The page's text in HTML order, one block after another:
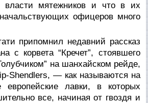
власти мятежников и что в их
офицеров много
припомнил недавний рассказ
с корвета “Кречет”, стоявшего
на шанхайском рейде,
Shendlers, — как называются на
европейские лавки, в которых
все, начиная от гвоздя и